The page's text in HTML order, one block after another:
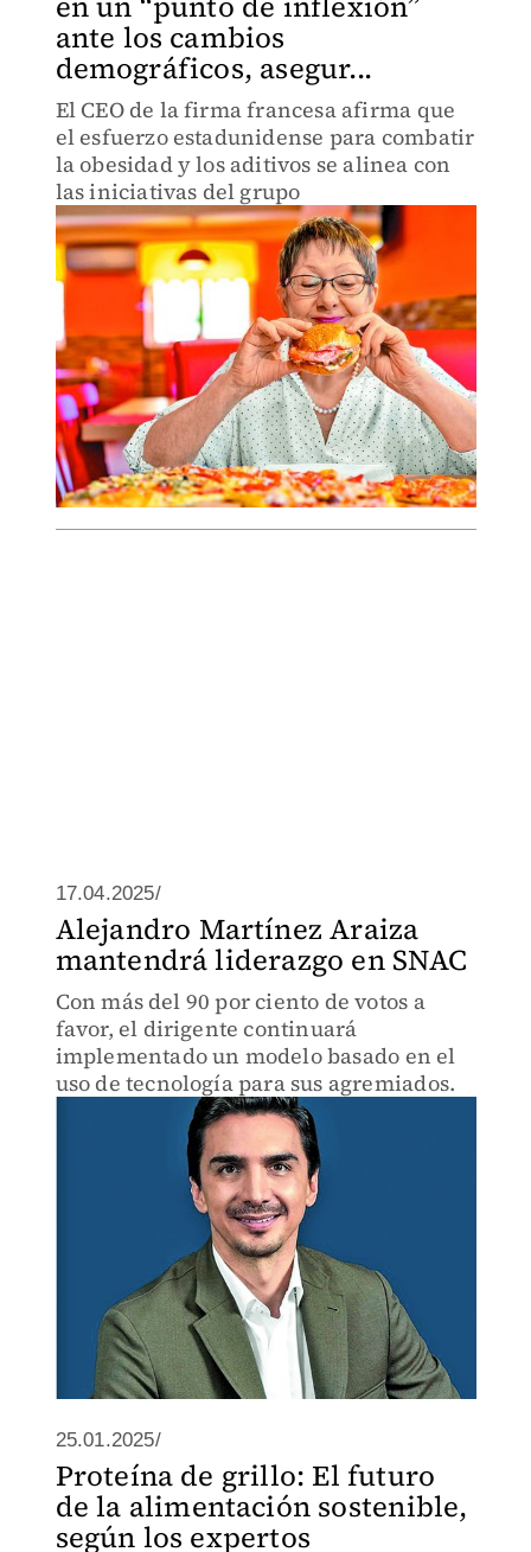
ante los cambios
demográficos, asegur...
El CEO de la firma francesa afirma que
el esfuerzo estadunidense para combatir
la obesidad y los aditivos se alinea con
las iniciativas del grupo
17.04.2025/
Alejandro Martínez Araiza
mantendrá liderazgo en SNAC
Con más del 90 por ciento de votos a
favor, el dirigente continuará
implementado un modelo basado en el
uso de tecnología para sus agremiados.
25.01.2025/
Proteína de grillo: El futuro
de la alimentación sostenible,
según los expertos